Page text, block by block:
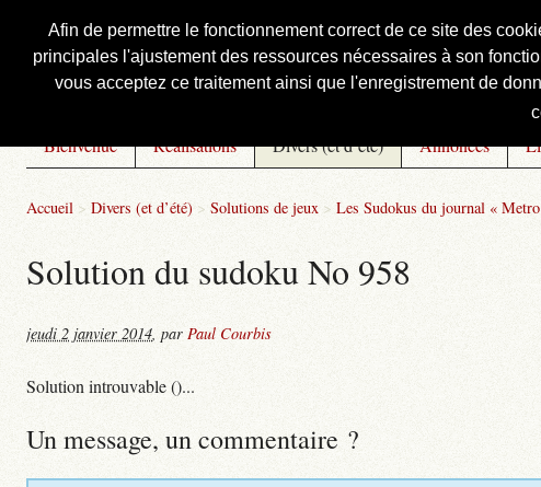
Afin de permettre le fonctionnement correct de ce site des
principales l'ajustement des ressources nécessaires à son
vous acceptez ce traitement ainsi que l'enregistrement de
Courbis, « LE » Blog Officiel
Bienvenue Réalisations Divers (et d’été) Annonces
Accueil > Divers (et d’été) > Solutions de jeux > Les Sudokus du journal «
Solution du sudoku No 958
jeudi 2 janvier 2014, par Paul Courbis
Solution introuvable ()...
Un message, un commentaire ?